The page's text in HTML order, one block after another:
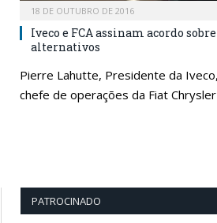
18 DE OUTUBRO DE 2016
Iveco e FCA assinam acordo
alternativos
Pierre Lahutte, Presidente da
chefe de operações da Fiat
PATROCINADO